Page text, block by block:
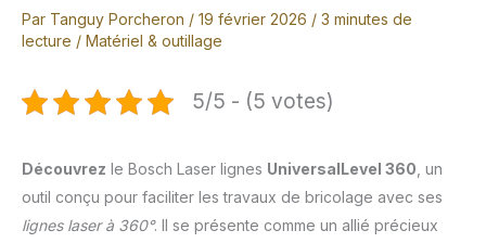
Par Tanguy Porcheron / 19 février 2026 / 3 minutes de
lecture / Matériel & outillage
5/5 - (5 votes)
Découvrez le Bosch Laser lignes UniversalLevel 360 , un
outil conçu pour faciliter les travaux de bricolage avec ses
lignes laser à 360°. Il se présente comme un allié précieux